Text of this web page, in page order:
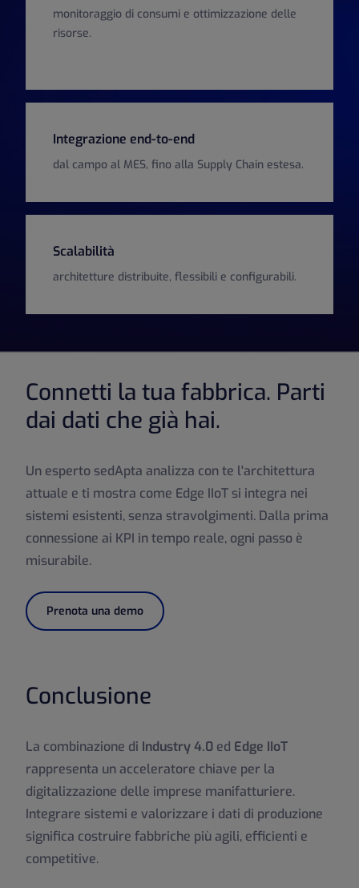
monitoraggio di consumi e ottimizzazione delle
risorse.
Integrazione end-to-end
dal campo al MES, fino alla Supply Chain estesa.
Scalabilità
architetture distribuite, flessibili e configurabili.
Connetti la tua fabbrica. Parti
dai dati che già hai.
Un esperto sedApta analizza con te l'architettura
attuale e ti mostra come Edge IIoT si integra nei
sistemi esistenti, senza stravolgimenti. Dalla prima
connessione ai KPI in tempo reale, ogni passo è
misurabile.
Prenota una demo
Conclusione
La combinazione di Industry 4.0 ed Edge IIoT
rappresenta un acceleratore chiave per la
digitalizzazione delle imprese manifatturiere.
Integrare sistemi e valorizzare i dati di produzione
significa costruire fabbriche più agili, efficienti e
competitive.